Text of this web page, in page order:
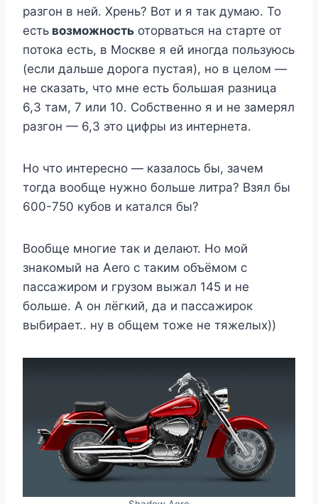
разгон в ней. Хрень? Вот и я так думаю. То
есть возможность оторваться на старте от
потока есть, в Москве я ей иногда пользуюсь
(если дальше дорога пустая), но в целом —
не сказать, что мне есть большая разница
6,3 там, 7 или 10. Собственно я и не замерял
разгон — 6,3 это цифры из интернета.
Но что интересно — казалось бы, зачем
тогда вообще нужно больше литра? Взял бы
600-750 кубов и катался бы?
Вообще многие так и делают. Но мой
знакомый на Aero с таким объёмом с
пассажиром и грузом выжал 145 и не
больше. А он лёгкий, да и пассажирок
выбирает.. ну в общем тоже не тяжелых))